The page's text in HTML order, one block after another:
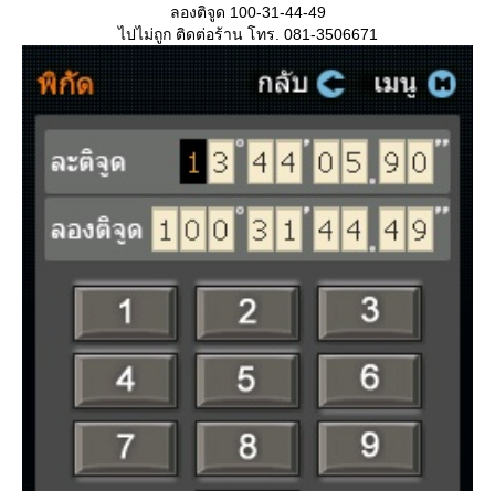
ลองติจูด 100-31-44-49
ไปไม่ถูก ติดต่อร้าน โทร. 081-3506671